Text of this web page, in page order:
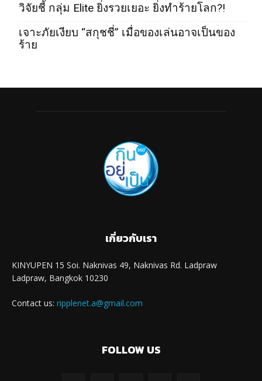
วิจัยชี้ กลุ่ม Elite ยิ่งรวยเยอะ ยิ่งทำร้ายโลก?!
เจาะภัยเงียบ “สกุชชี่” เมื่อของเล่นอาจเป็นของ
ร้าย
เกี่ยวกับเรา
KINYUPEN 15 Soi. Naknivas 49, Naknivas Rd. Ladpraw
Ladpraw, Bangkok 10230
Contact us: ripplenet.a@gmail.com
FOLLOW US